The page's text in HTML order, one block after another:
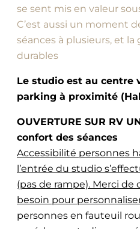
se sent mis en valeur
C’est aussi un moment
séances à plusieurs, et
durables
Le studio est au centre
parking à proximité
OUVERTURE SUR RV
confort des séances
Accessibilité personnes
l’entrée du studio
(pas de rampe). Merci
besoin pour
personnes en fauteuil